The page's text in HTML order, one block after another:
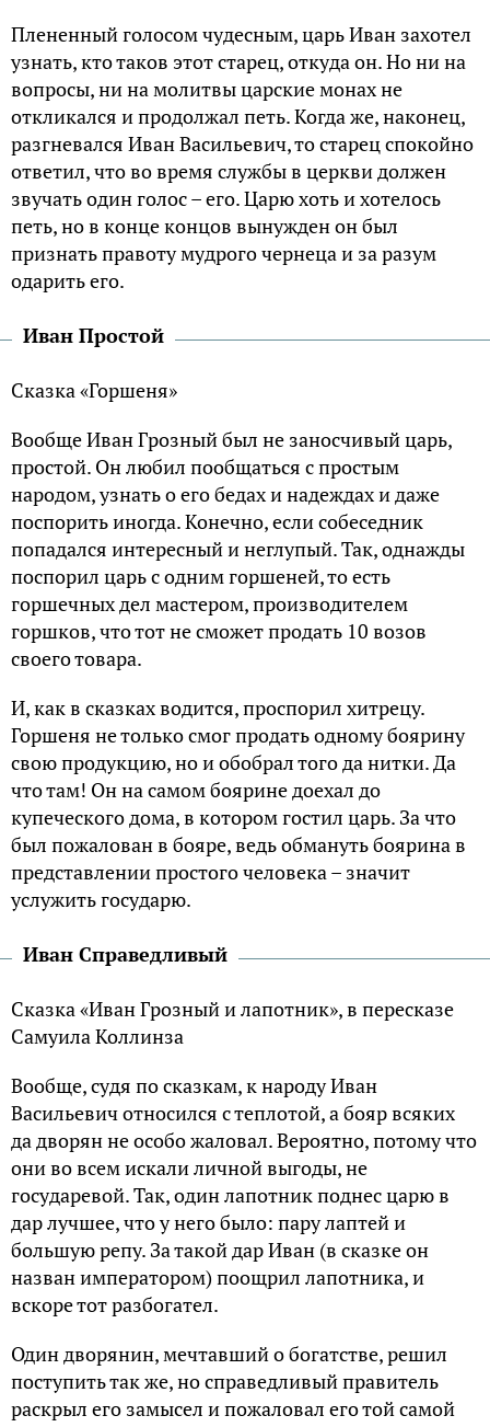
Плененный голосом чудесным, царь Иван захотел
узнать, кто таков этот старец, откуда он. Но ни на
вопросы, ни на молитвы царские монах не
откликался и продолжал петь. Когда же, наконец,
разгневался Иван Васильевич, то старец спокойно
ответил, что во время службы в церкви должен
звучать один голос – его. Царю хоть и хотелось
петь, но в конце концов вынужден он был
признать правоту мудрого чернеца и за разум
одарить его.
Иван Простой
Сказка «Горшеня»
Вообще Иван Грозный был не заносчивый царь,
простой. Он любил пообщаться с простым
народом, узнать о его бедах и надеждах и даже
поспорить иногда. Конечно, если собеседник
попадался интересный и неглупый. Так, однажды
поспорил царь с одним горшеней, то есть
горшечных дел мастером, производителем
горшков, что тот не сможет продать 10 возов
своего товара.
И, как в сказках водится, проспорил хитрецу.
Горшеня не только смог продать одному боярину
свою продукцию, но и обобрал того да нитки. Да
что там! Он на самом боярине доехал до
купеческого дома, в котором гостил царь. За что
был пожалован в бояре, ведь обмануть боярина в
представлении простого человека – значит
услужить государю.
Иван Справедливый
Сказка «Иван Грозный и лапотник», в пересказе
Самуила Коллинза
Вообще, судя по сказкам, к народу Иван
Васильевич относился с теплотой, а бояр всяких
да дворян не особо жаловал. Вероятно, потому что
они во всем искали личной выгоды, не
государевой. Так, один лапотник поднес царю в
дар лучшее, что у него было: пару лаптей и
большую репу. За такой дар Иван (в сказке он
назван императором) поощрил лапотника, и
вскоре тот разбогател.
Один дворянин, мечтавший о богатстве, решил
поступить так же, но справедливый правитель
раскрыл его замысел и пожаловал его той самой